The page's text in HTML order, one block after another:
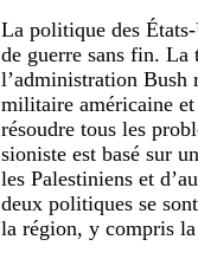
La politique des
de guerre sans fin.
l’administration Bush
militaire américaine
résoudre tous les
sioniste est basé sur
les Palestiniens et
deux politiques se
la région, y compris